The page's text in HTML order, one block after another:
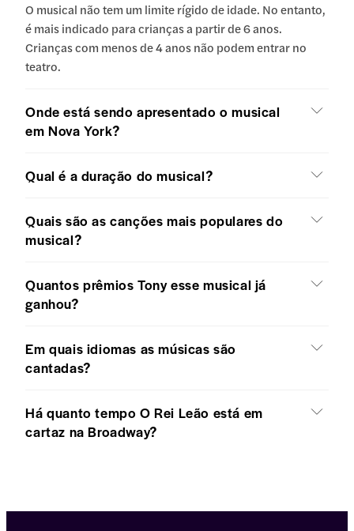
O musical não tem um limite rígido de idade. No entanto,
é mais indicado para crianças a partir de 6 anos.
Crianças com menos de 4 anos não podem entrar no
teatro.
Onde está sendo apresentado o musical
em Nova York?
Qual é a duração do musical?
Quais são as canções mais populares do
musical?
Quantos prêmios Tony esse musical já
ganhou?
Em quais idiomas as músicas são
cantadas?
Há quanto tempo O Rei Leão está em
cartaz na Broadway?